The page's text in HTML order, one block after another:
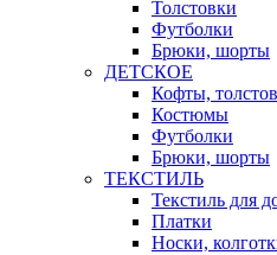
Толстовки
Футболки
Брюки, шорты
ДЕТСКОЕ
Кофты,
Костюмы
Футболки
Брюки, шорты
ТЕКСТИЛЬ
Текстиль для
Платки
Носки,